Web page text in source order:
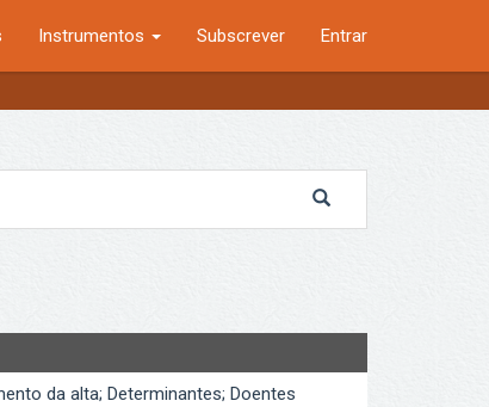
Instrumentos Subscrever Entrar
da alta; Determinantes; Doentes